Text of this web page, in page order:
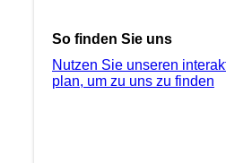
So finden Sie uns
Nutzen Sie unseren
plan, um zu uns zu finden